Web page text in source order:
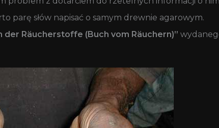
parę słów napisać o samym drewnie agarowym.
der Räucherstoffe (Buch vom Räuchern)”